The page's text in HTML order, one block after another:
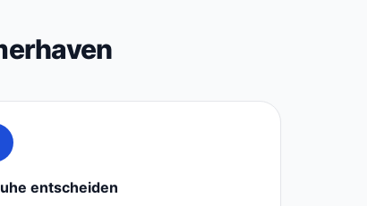
entscheiden